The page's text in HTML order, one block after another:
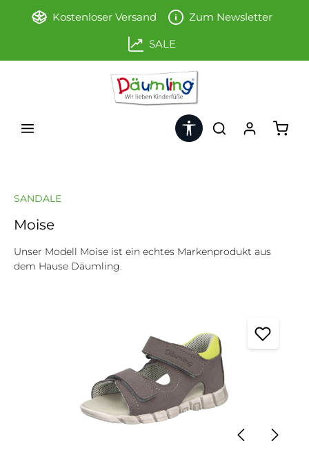
Zum Hauptinhalt springen
Kostenloser Versand Zum Newsletter
SALE
Werkzeugleiste anzeigen
SANDALE
Moise
Unser Modell Moise ist ein echtes Markenprodukt aus
dem Hause Däumling.